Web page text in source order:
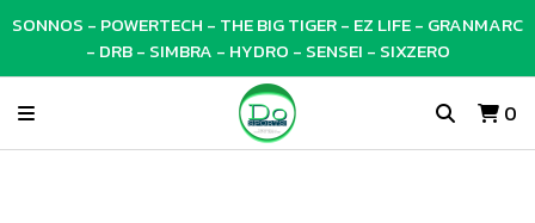
SONNOS - POWERTECH - THE BIG TIGER - EZ LIFE - GRANMARC
- DRB - SIMBRA - HYDRO - SENSEI - SIXZERO
0